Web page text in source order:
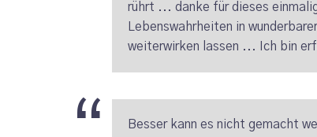
rührt ... danke für dieses
Lebenswahrheiten in
weiterwirken lassen ... Ich bin
Besser kann es nicht gemacht